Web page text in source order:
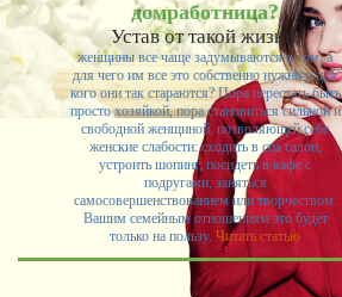
домработница?
Устав от такой жизни,
женщины все чаще задумываются о том, а
для чего им все это собственно нужно и для
кого они так стараются? Пора перестать быть
просто хозяйкой, пора становиться сильной и
свободной женщиной, позволяющей себе
женские слабости: сходить в спа салон,
устроить шопинг, посидеть в кафе с
подругами, заняться
самосовершенствованием или творчеством.
Вашим семейным отношениям это будет
только на пользу. Читать статью